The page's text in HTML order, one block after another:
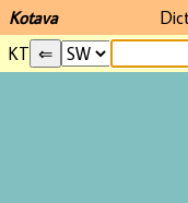
Kotava
KT